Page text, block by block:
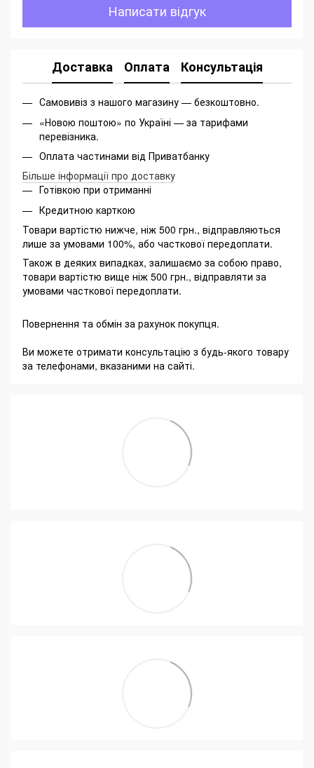
Написати відгук
Доставка Оплата Консультація
Самовивіз з нашого магазину — безкоштовно.
«Новою поштою» по Україні — за тарифами
перевізника.
Оплата частинами від Приватбанку
Більше інформації про доставку
Готівкою при отриманні
Кредитною карткою
Товари вартістю нижче, ніж 500 грн., відправляються
лише за умовами 100%, або часткової передоплати.
Також в деяких випадках, залишаємо за собою право,
товари вартістю вище ніж 500 грн., відправляти за
умовами часткової передоплати.
Повернення та обмін за рахунок покупця.
Ви можете отримати консультацію з будь-якого товару
за телефонами, вказаними на сайті.